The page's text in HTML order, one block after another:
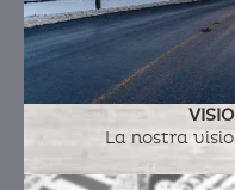
La nostra